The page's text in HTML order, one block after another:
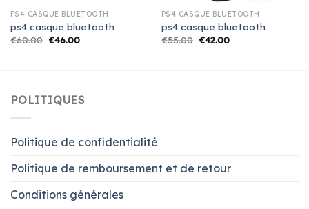
PS4 CASQUE BLUETOOTH
ps4 casque bluetooth
€60.00 €46.00
PS4 CASQUE BLUETOOTH
ps4 casque bluetooth
€55.00 €42.00
POLITIQUES
Politique de confidentialité
Politique de remboursement et de retour
Conditions générales